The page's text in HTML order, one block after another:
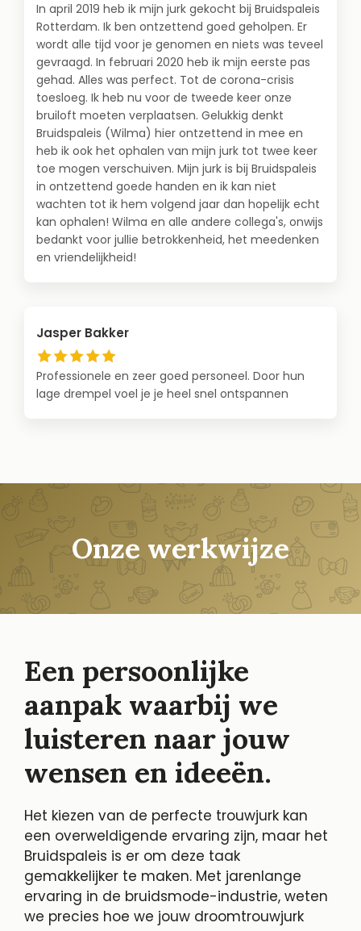
In april 2019 heb ik mijn jurk gekocht bij Bruidspaleis
Rotterdam. Ik ben ontzettend goed geholpen. Er
wordt alle tijd voor je genomen en niets was teveel
gevraagd. In februari 2020 heb ik mijn eerste pas
gehad. Alles was perfect. Tot de corona-crisis
toesloeg. Ik heb nu voor de tweede keer onze
bruiloft moeten verplaatsen. Gelukkig denkt
Bruidspaleis (Wilma) hier ontzettend in mee en
heb ik ook het ophalen van mijn jurk tot twee keer
toe mogen verschuiven. Mijn jurk is bij Bruidspaleis
in ontzettend goede handen en ik kan niet
wachten tot ik hem volgend jaar dan hopelijk echt
kan ophalen! Wilma en alle andere collega's, onwijs
bedankt voor jullie betrokkenheid, het meedenken
en vriendelijkheid!
Jasper Bakker
Professionele en zeer goed personeel. Door hun
lage drempel voel je je heel snel ontspannen
Onze werkwijze
Een persoonlijke
aanpak waarbij we
luisteren naar jouw
wensen en ideeën.
Het kiezen van de perfecte trouwjurk kan
een overweldigende ervaring zijn, maar het
Bruidspaleis is er om deze taak
gemakkelijker te maken. Met jarenlange
ervaring in de bruidsmode-industrie, weten
we precies hoe we jouw droomtrouwjurk